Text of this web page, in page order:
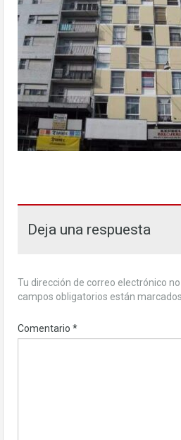
Deja una respuesta
Tu dirección de correo electrónico
campos obligatorios están
Comentario *